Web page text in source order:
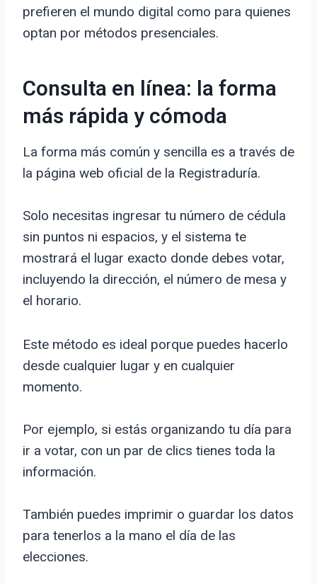
prefieren el mundo digital como para quienes
optan por métodos presenciales.
Consulta en línea: la forma
más rápida y cómoda
La forma más común y sencilla es a través de
la página web oficial de la Registraduría.
Solo necesitas ingresar tu número de cédula
sin puntos ni espacios, y el sistema te
mostrará el lugar exacto donde debes votar,
incluyendo la dirección, el número de mesa y
el horario.
Este método es ideal porque puedes hacerlo
desde cualquier lugar y en cualquier
momento.
Por ejemplo, si estás organizando tu día para
ir a votar, con un par de clics tienes toda la
información.
También puedes imprimir o guardar los datos
para tenerlos a la mano el día de las
elecciones.